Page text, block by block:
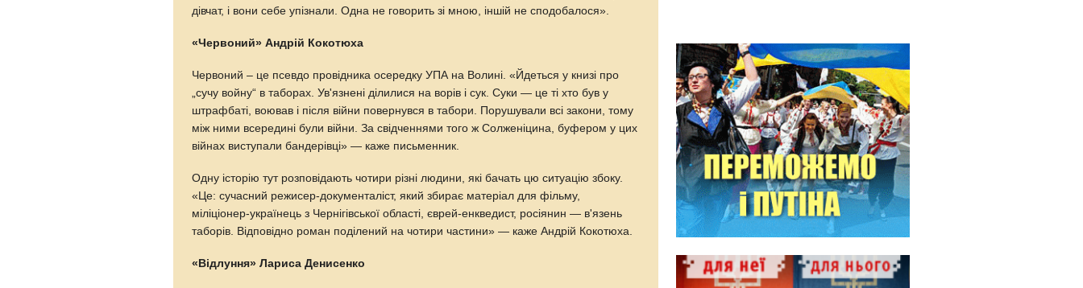
дівчат, і вони себе упізнали. Одна не говорить зі мною, іншій не сподобалося».
«Червоний» Андрій Кокотюха
Червоний – це псевдо провідника осередку УПА на Волині. «Йдеться у книзі про
„сучу войну“ в таборах. Ув'язнені ділилися на ворів і сук. Суки — це ті хто був у
штрафбаті, воював і після війни повернувся в табори. Порушували всі закони, тому
між ними всередині були війни. За свідченнями того ж Солженіцина, буфером у цих
війнах виступали бандерівці» — каже письменник.
Одну історію тут розповідають чотири різні людини, які бачать цю ситуацію збоку.
«Це: сучасний режисер-документаліст, який збирає матеріал для фільму,
міліціонер-українець з Чернігівської області, єврей-енкведист, росіянин — в'язень
таборів. Відповідно роман поділений на чотири частини» — каже Андрій Кокотюха.
«Відлуння» Лариса Денисенко